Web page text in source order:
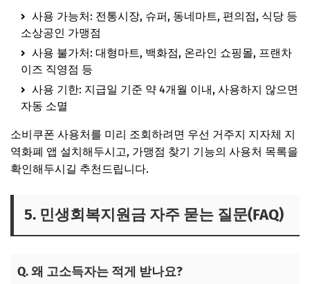
사용 가능처: 전통시장, 슈퍼, 동네마트, 편의점, 식당 등
소상공인 가맹점
사용 불가처: 대형마트, 백화점, 온라인 쇼핑몰, 프랜차
이즈 직영점 등
사용 기한: 지급일 기준 약 4개월 이내, 사용하지 않으면
자동 소멸
소비쿠폰 사용처를 미리 조회하려면 우선 거주지 지자체 지
역화폐 앱 설치해두시고, 가맹점 찾기 기능의 사용처 목록을
확인해두시길 추천드립니다.
5. 민생회복지원금 자주 묻는 질문(FAQ)
Q. 왜 고소득자는 적게 받나요?